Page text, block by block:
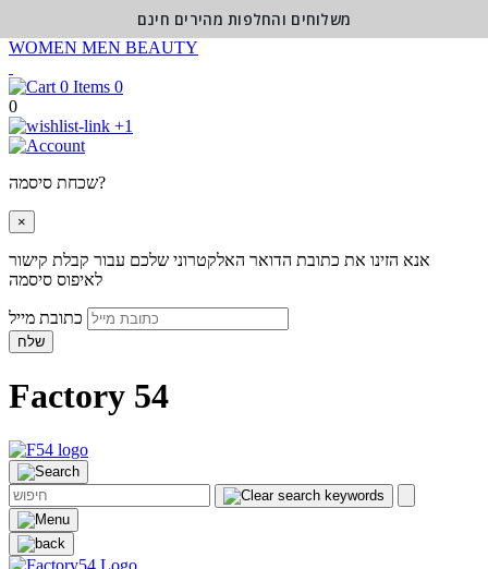
WOMEN MEN BEAUTY
0
0
+1
שכחת סיסמה?
×
אנא הזינו את כתובת הדואר האלקטרוני שלכם עבור קבלת קישור
לאיפוס סיסמה
שלח
Factory 54
משלוחים והחלפות מהירים חינם